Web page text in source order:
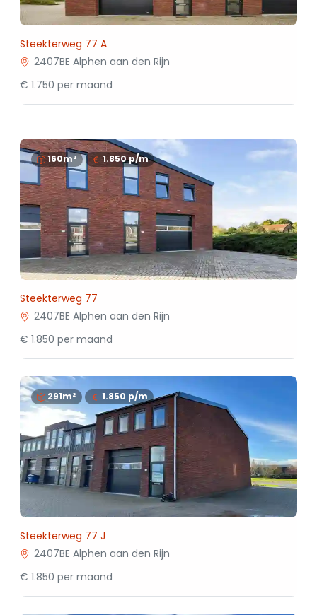
Steekterweg 77 A
2407BE Alphen aan den Rijn
€ 1.750 per maand
160m² 1.850p/m
Steekterweg 77
2407BE Alphen aan den Rijn
€ 1.850 per maand
291m² 1.850 p/m
Steekterweg 77 J
2407BE Alphen aan den Rijn
€ 1.850 per maand